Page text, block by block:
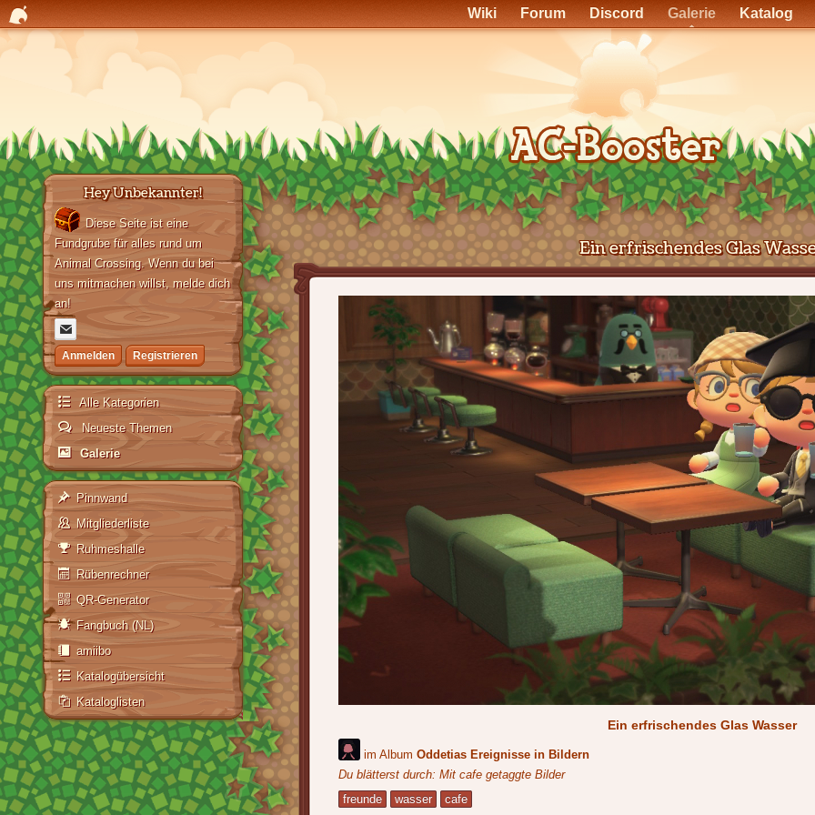
Wiki Forum Discord Galerie Katalog
Hey Unbekannter!
Diese Seite ist eine
Fundgrube für alles rund um
Animal Crossing. Wenn du bei
uns mitmachen willst, melde dich
an!
Anmelden Registrieren
Alle Kategorien
Neueste Themen
Galerie
Pinnwand
Mitgliederliste
Ruhmeshalle
Rübenrechner
QR-Generator
Fangbuch (NL)
amiibo
Katalogübersicht
Kataloglisten
Ein erfrischendes Glas
Ein erfrischendes Glas Wasser
im Album Oddetias Ereignisse in Bildern
Du blätterst durch: Mit cafe getaggte Bilder
freunde
wasser cafe